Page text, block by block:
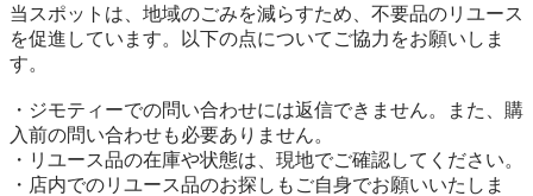
当スポットは、地域のごみを減らすため、不要品のリユース
を促進しています。以下の点についてご協力をお願いしま
す。
・ジモティーでの問い合わせには返信できません。また、購
入前の問い合わせも必要ありません。
・リユース品の在庫や状態は、現地でご確認してください。
・店内でのリユース品のお探しもご自身でお願いいたしま